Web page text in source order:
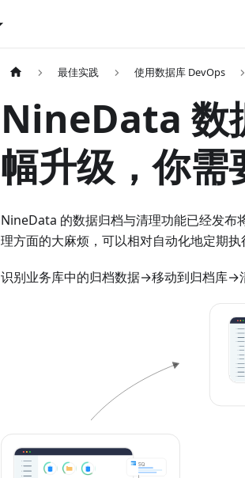
最佳实践 使用数据库 DevOps
NineData 数
幅升级，你需
NineData 的数据归档与清理功能已经发布
理方面的大麻烦，可以相对自动化地定期执
识别业务库中的归档数据→移动到归档库→